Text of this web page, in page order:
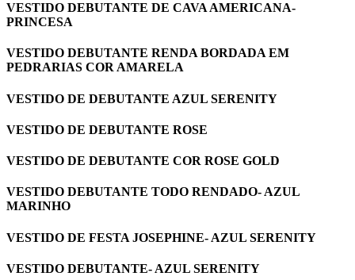
VESTIDO DEBUTANTE DE CAVA AMERICANA-
PRINCESA
VESTIDO DEBUTANTE RENDA BORDADA EM
PEDRARIAS COR AMARELA
VESTIDO DE DEBUTANTE AZUL SERENITY
VESTIDO DE DEBUTANTE ROSE
VESTIDO DE DEBUTANTE COR ROSE GOLD
VESTIDO DEBUTANTE TODO RENDADO- AZUL
MARINHO
VESTIDO DE FESTA JOSEPHINE- AZUL SERENITY
VESTIDO DEBUTANTE- AZUL SERENITY